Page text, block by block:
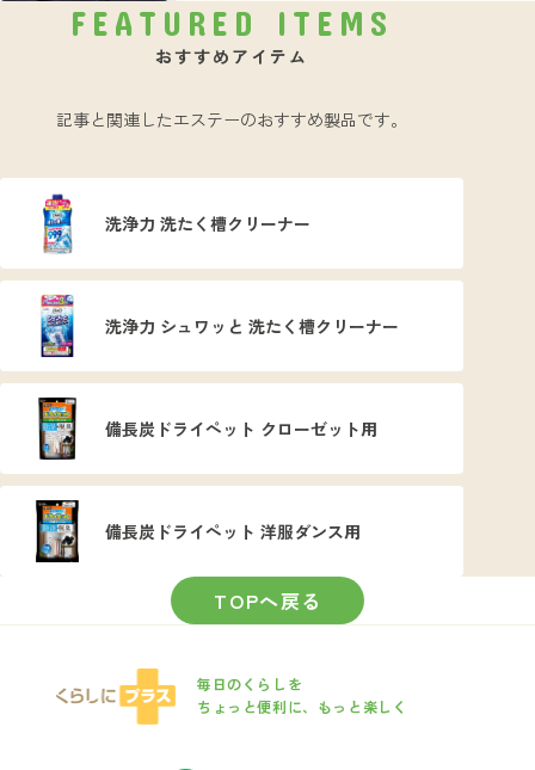
FEATURED ITEMS
おすすめアイテム
記事と関連したエステーのおすすめ製品です。
洗浄力 洗たく槽クリーナー
洗浄力 シュワッと 洗たく槽クリーナー
備長炭ドライペット クローゼット用
備長炭ドライペット 洋服ダンス用
TOPへ戻る
毎日のくらしを
ちょっと便利に、もっと楽しく